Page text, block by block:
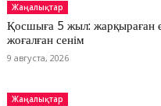
Жаңалықтар
Қосшыға 5 жыл: жарқыраған
жоғалған сенім
9 августа, 2026
Жаңалықтар